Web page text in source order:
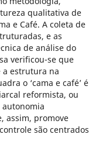
qualitativa de
e Café. A coleta de
e as
de análise do
verificou-se que
a estrutura na
o ‘cama e café’ é
reformista, ou
assim, promove
são centrados